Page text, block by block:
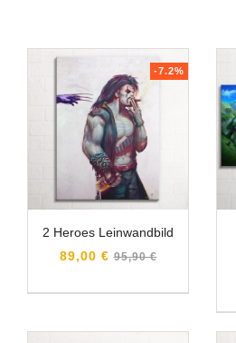
-7.2%
2 Heroes Leinwandbild
89,00 € Normaler
95,90 €